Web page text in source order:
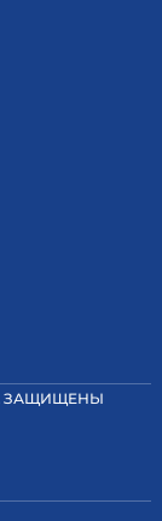
ЗАЩИЩЕНЫ